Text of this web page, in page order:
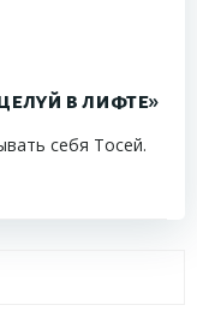
в лифте»
себя Тосей.